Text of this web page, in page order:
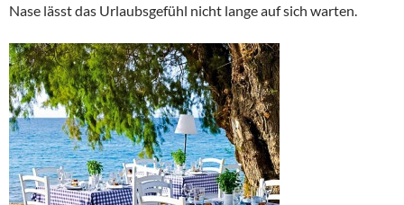
Nase lässt das Urlaubsgefühl nicht lange auf sich warten.